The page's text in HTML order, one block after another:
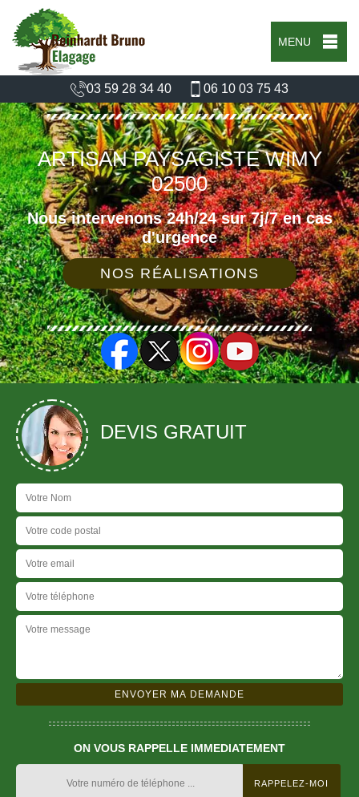
MENU
03 59 28 34 40 06 10 03 75 43
ARTISAN PAYSAGISTE WIMY
02500
Nous intervenons 24h/24 sur 7j/7 en cas
d'urgence
NOS RÉALISATIONS
DEVIS GRATUIT
ON VOUS RAPPELLE IMMEDIATEMENT